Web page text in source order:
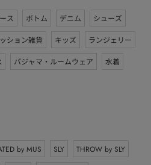
ス ボトム デニム
シューズ
ション雑貨 キッズ
ランジェリー
パジャマ・ルームウェア
水着
by MUS SLY
THROW by SLY